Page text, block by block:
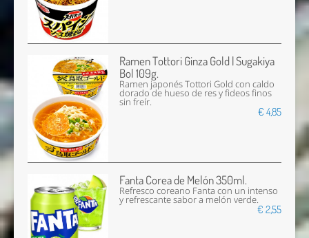
Ramen Tottori Ginza Gold | Sugakiya
Bol 109g.
Ramen japonés Tottori Gold con caldo
dorado de hueso de res y fideos finos
sin freír.
€ 4,85
Fanta Corea de Melón 350ml.
Refresco coreano Fanta con un intenso
y refrescante sabor a melón verde.
€ 2,55